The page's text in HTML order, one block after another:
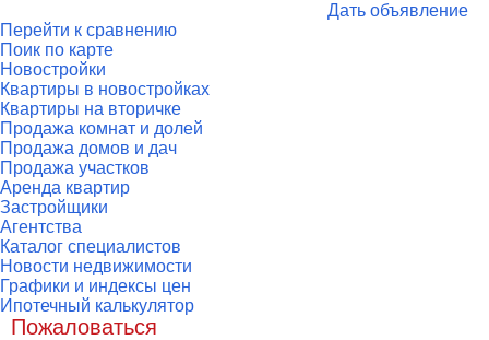
Дать объявление
Перейти к сравнению
Поик по карте
Новостройки
Квартиры в новостройках
Квартиры на вторичке
Продажа комнат и долей
Продажа домов и дач
Продажа участков
Аренда квартир
Застройщики
Агентства
Каталог специалистов
Новости недвижимости
Графики и индексы цен
Ипотечный калькулятор
Пожаловаться